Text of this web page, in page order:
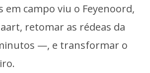
campo viu o Feyenoord,
retomar as rédeas da
—, e transformar o